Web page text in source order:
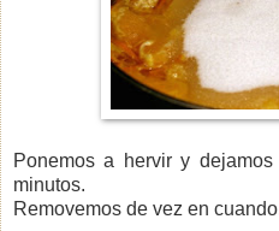
Ponemos a hervir y
minutos.
Removemos de vez en